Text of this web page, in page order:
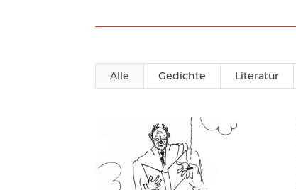
Alle Gedichte Literatur